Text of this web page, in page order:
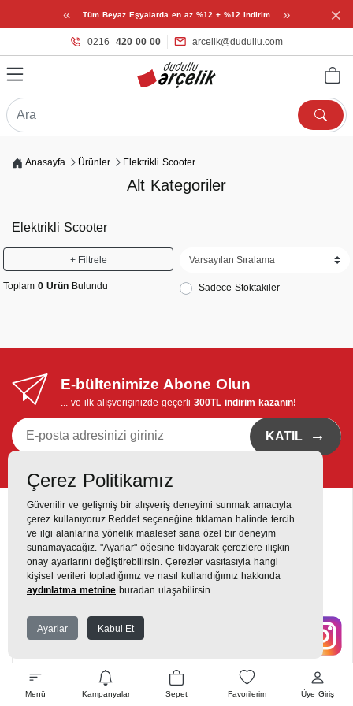
« Tüm Beyaz Eşyalarda en az %12 + %12 indirim » ×
0216 420 00 00 arcelik@dudullu.com
Menü Kampanyalar Sepet Favorilerim Üye Giriş
Anasayfa Ürünler Elektrikli Scooter
Alt Kategoriler
Elektrikli Scooter
+ Filtrele
Toplam 0 Ürün Bulundu Sadece Stoktakiler
E-bültenimize Abone Olun
... ve ilk alışverişinizde geçerli 300TL indirim kazanın!
KATIL →
Destek Hattı
0216 420 00 00
Yukarı Dudullu, Alemdağ Cd No: 806, 34760 Dudullu, Ümraniye,
İstanbul
Çerez Politikamız
Güvenilir ve gelişmiş bir alışveriş deneyimi sunmak amacıyla
çerez kullanıyoruz.Reddet seçeneğine tıklaman halinde tercih
ve ilgi alanlarına yönelik maalesef sana özel bir deneyim
sunamayacağız. "Ayarlar" öğesine tıklayarak çerezlere ilişkin
onay ayarlarını değiştirebilirsin. Çerezler vasıtasıyla hangi
kişisel verileri topladığımız ve nasıl kullandığımız hakkında
aydınlatma metnine buradan ulaşabilirsin.
Ayarlar Kabul Et